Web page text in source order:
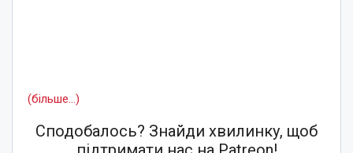
(більше…)
Сподобалось? Знайди хвилинку, щоб